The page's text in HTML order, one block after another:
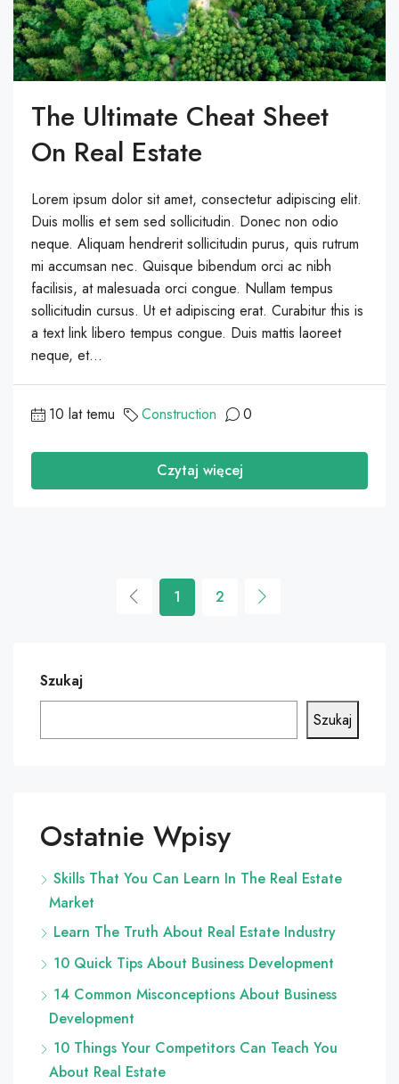
The Ultimate Cheat Sheet
On Real Estate
Lorem ipsum dolor sit amet, consectetur adipiscing elit.
Duis mollis et sem sed sollicitudin. Donec non odio
neque. Aliquam hendrerit sollicitudin purus, quis rutrum
mi accumsan nec. Quisque bibendum orci ac nibh
facilisis, at malesuada orci congue. Nullam tempus
sollicitudin cursus. Ut et adipiscing erat. Curabitur this is
a text link libero tempus congue. Duis mattis laoreet
neque, et...
10 lat temu Construction 0
Czytaj więcej
1 2
Szukaj
Szukaj
Ostatnie Wpisy
Skills That You Can Learn In The Real Estate
Market
Learn The Truth About Real Estate Industry
10 Quick Tips About Business Development
14 Common Misconceptions About Business
Development
10 Things Your Competitors Can Teach You
About Real Estate